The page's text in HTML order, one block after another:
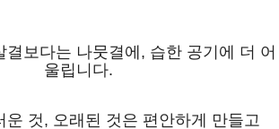
결보다는 나뭇결에, 습한 공기에 더 어
울립니다.
운 것, 오래된 것은 편안하게 만들고